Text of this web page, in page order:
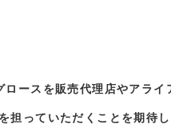
ースを販売代理店やアライ
担っていただくことを期待